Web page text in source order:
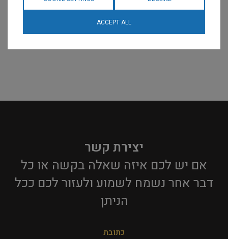
יצירת קשר
אם יש לכם איזה שאלה בקשה או כל
דבר אחר נשמח לשמוע ולעזור לכם ככל
הניתן​
כתובת
ACCEPT ALL